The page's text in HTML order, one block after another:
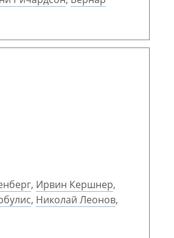
, Ирвин Кершнер,
, Николай Леонов,